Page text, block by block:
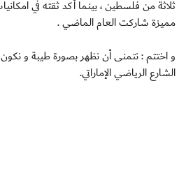
ثلاثة من فلسطين ، بينما أكد ثقته في
مميزة شاركت العام الماضي .
و اختتم : نتمنى أن نظهر بصورة طيبة و
الشارع الرياضي الإماراتي.